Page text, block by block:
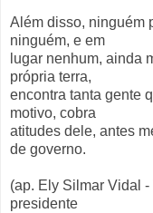
Além disso, ninguém
ninguém, e em
lugar nenhum, ainda
própria terra,
encontra tanta gente
motivo, cobra
atitudes dele, antes
de governo.
(ap. Ely Silmar Vidal
presidente